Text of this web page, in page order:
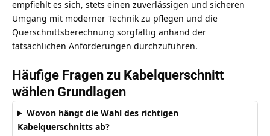
empfiehlt es sich, stets einen zuverlässigen und sicheren
Umgang mit moderner Technik zu pflegen und die
Querschnittsberechnung sorgfältig anhand der
tatsächlichen Anforderungen durchzuführen.
Häufige Fragen zu Kabelquerschnitt
wählen Grundlagen
Wovon hängt die Wahl des richtigen
Kabelquerschnitts ab?